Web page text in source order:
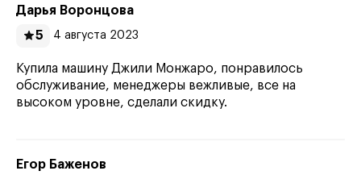
Дарья Воронцова
5
4 августа 2023
Купила машину Джили Монжаро, понравилось
обслуживание, менеджеры вежливые, все на
высоком уровне, сделали скидку.
Егор Баженов